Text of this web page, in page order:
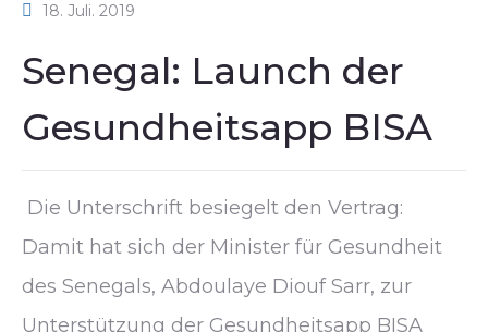
18. Juli. 2019
Senegal: Launch der
Gesundheitsapp BISA
Die Unterschrift besiegelt den Vertrag:
Damit hat sich der Minister für Gesundheit
des Senegals, Abdoulaye Diouf Sarr, zur
Unterstützung der Gesundheitsapp BISA